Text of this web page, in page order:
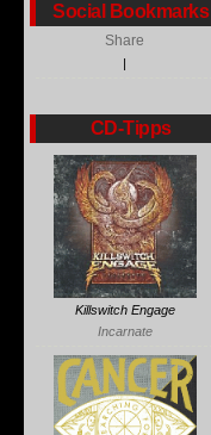
Social Bookmarks
Share
|
CD-Tipps
Killswitch Engage
Incarnate